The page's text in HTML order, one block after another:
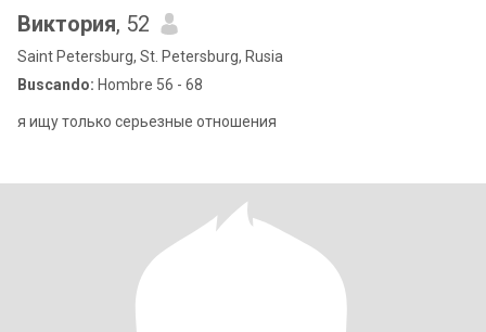
Виктория, 52
Saint Petersburg, St. Petersburg, Rusia
Buscando: Hombre 56 - 68
я ищу только серьезные отношения